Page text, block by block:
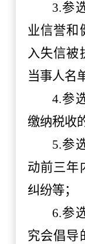
3.参
业信誉和
入失信被
当事人名
4.参
缴纳税收
5.参
动前三年
纠纷等；
6.参
究会倡导